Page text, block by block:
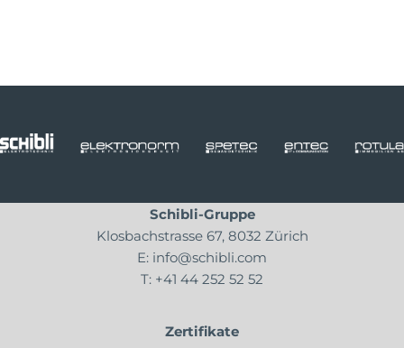
Schibli-Gruppe
Klosbachstrasse 67, 8032 Zürich
E: info@schibli.com
T: +41 44 252 52 52
Zertifikate